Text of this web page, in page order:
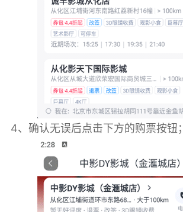
4、确认无误后点击下方的购票按钮；